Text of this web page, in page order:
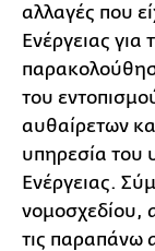
αλλαγές που
Ενέργειας
του
αυθαίρετων
υπηρεσία του
Ενέργειας.
νομοσχεδίου,
τις παραπάνω